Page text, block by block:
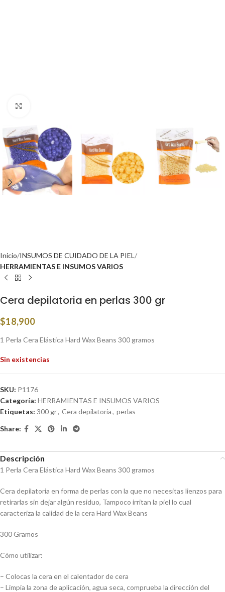
Inicio INSUMOS DE CUIDADO DE LA PIEL
HERRAMIENTAS E INSUMOS VARIOS
Cera depilatoria en perlas 300 gr
$18,900
1 Perla Cera Elástica Hard Wax Beans 300 gramos
Sin existencias
SKU: P1176
Categoría: HERRAMIENTAS E INSUMOS VARIOS
Etiquetas: 300 gr, Cera depilatoria, perlas
Share:
Descripción
1 Perla Cera Elástica Hard Wax Beans 300 gramos
Cera depilatoria en forma de perlas con la que no necesitas lienzos para
retirarlas sin dejar algún residuo, Tampoco irritan la piel lo cual
caracteriza la calidad de la cera Hard Wax Beans
300 Gramos
Cómo utilizar:
– Colocas la cera en el calentador de cera
– Limpia la zona de aplicación, agua seca, comprueba la dirección del